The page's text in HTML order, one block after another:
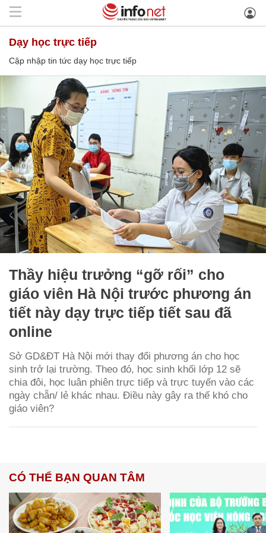
dạy học trực tiếp
Cập nhập tin tức dạy học trực tiếp
Thầy hiệu trưởng “gỡ rối” cho
giáo viên Hà Nội trước phương án
tiết này dạy trực tiếp tiết sau đã
online
Sở GD&ĐT Hà Nội mới thay đổi phương án cho học
sinh trở lại trường. Theo đó, học sinh khối lớp 12 sẽ
chia đôi, học luân phiên trực tiếp và trực tuyến vào các
ngày chẵn/ lẻ khác nhau. Điều này gây ra thế khó cho
giáo viên?
CÓ THỂ BẠN QUAN TÂM